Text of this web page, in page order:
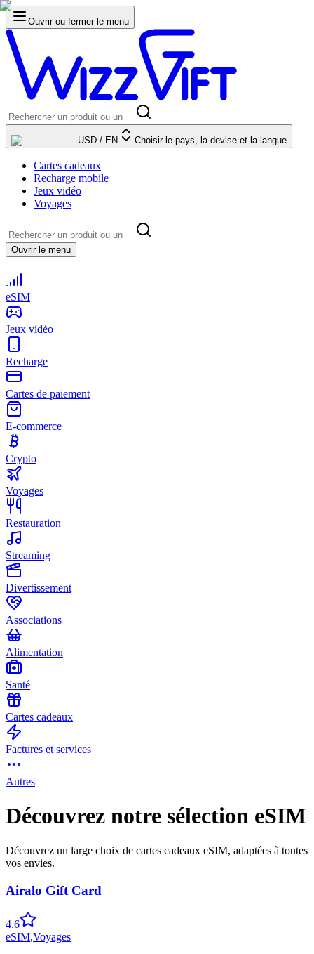
Ouvrir ou fermer le menu
USD / EN Choisir le pays, la devise et la langue
Cartes cadeaux
Recharge mobile
Jeux vidéo
Voyages
Ouvrir le menu
eSIM
Jeux vidéo
Recharge
Cartes de paiement
E-commerce
Crypto
Voyages
Restauration
Streaming
Divertissement
Associations
Alimentation
Santé
Cartes cadeaux
Factures et services
Autres
Découvrez notre sélection eSIM
Découvrez un large choix de cartes cadeaux eSIM, adaptées à toutes
vos envies.
Airalo Gift Card
4.6
eSIM,Voyages